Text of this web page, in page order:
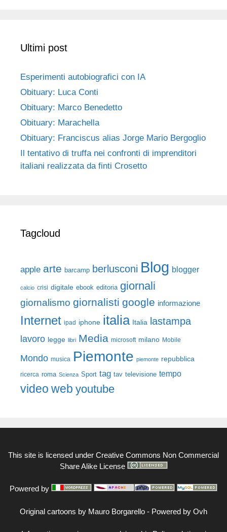
Ultimi post
Esperimenti autobiografici con IA
Obituary: Luca Conti
Obituary: Marco Benedetto
Obituary: Marachella
Obituary: Franciscus alias Jorge Mario Bergoglio
Il tentativo di truffa nei confronti di imprenditori
italiani realizzata da finti Crosetto
Tagcloud
apple arte barcamp berlusconi Blog blogger
calcio crisi digitale ebook editoria giornali
giornalismo giornalisti google informazione
Internet ipad iphone italia Italia lastampa
lavoro legge libri Media microsoft milano Mobile
Mondo musica Piemonte piemonte repubblica
ricerca roma Scienza Sport tag tav televisione tempo
video web youtube
This site is licensed under Creative Commons Non Commercial
Share Alike License
Powered by
Original cartoons by Mauro Borgarello - Powered by Ovh